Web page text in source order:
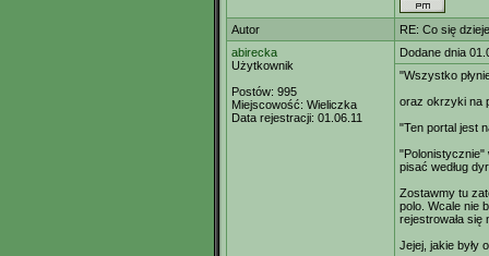
Autor
RE: Co się
abirecka
Użytkownik
Postów: 995
Miejscowość: Wieliczka
Data rejestracji: 01.06.11
Dodane dnia
"Wszystko
oraz okrzyki na
"Ten portal jest
"Polonistycznie"
pisać według
Zostawmy tu
polo. Wcale nie
rejestrowała się
Jejej, jakie były